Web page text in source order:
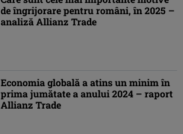
de îngrijorare pentru români, în 2025 –
analiză Allianz Trade
Economia globală a atins un minim în
prima jumătate a anului 2024 – raport
Allianz Trade